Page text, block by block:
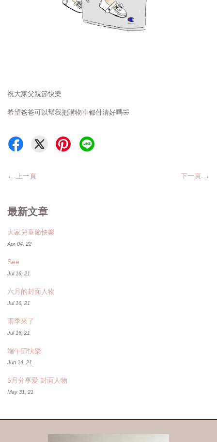
祝大家父親節快樂
希望爸爸可以幫我把購物車都付清好嗎🤣
← 上一頁 下一頁 →
最新文章
大家兒童節快樂
Apr 04, 22
See
Jul 16, 21
六月的封面人物
Jul 16, 21
雨季來了
Jul 16, 21
端午節快樂
Jun 14, 21
5月分享愛 封面人物
May 31, 21